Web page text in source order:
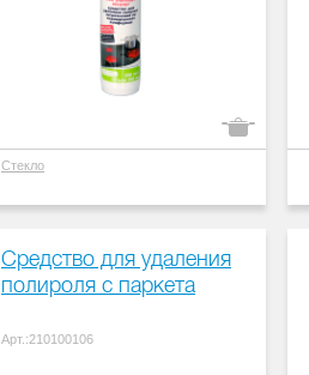
Стекло
Средство для удаления
полироля с паркета
Арт.:210100106